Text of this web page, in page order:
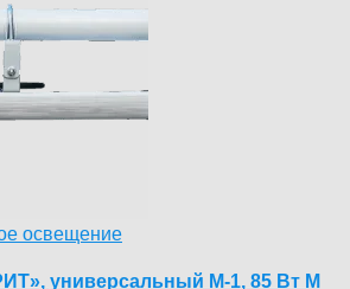
освещение
универсальный М-1, 85 Вт М